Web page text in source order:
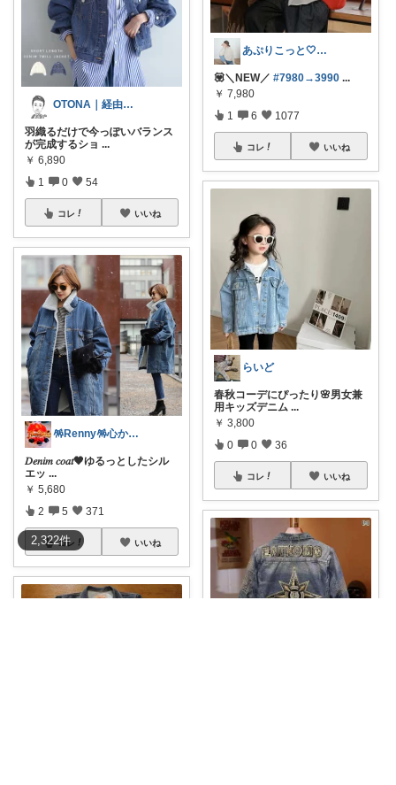
2,322件
OTONA｜経由購入有難うございます🙇
羽織るだけで今っぽいバランス
が完成するショ ...
￥ 6,890
1 0 54
コレ いいね
🪅Renny🪅心から💐感謝です🩷
𝐷𝑒𝑛𝑖𝑚 𝑐𝑜𝑎𝑡🖤ゆるっとしたシル
エッ ...
￥ 5,680
2 5 371
コレ いいね
あぷりこっと🤍大人ｶﾜｲｲ服集め
💟＼NEW／ #7980→3990 ...
￥ 7,980
1 6 1077
コレ いいね
らいど
春秋コーデにぴったり🌸男女兼
用キッズデニム ...
￥ 3,800
0 0 36
コレ いいね